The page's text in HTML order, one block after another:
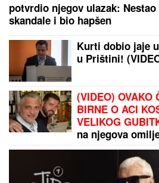
DOKTOR ČUBRILOkaže da je
NAJZDRAVIJA HRANA NA
namirnicu nikada NE JEDE: "I
a možda vam zvuči suludo"
Napadnut tanker
Emirata!
moreuzu na